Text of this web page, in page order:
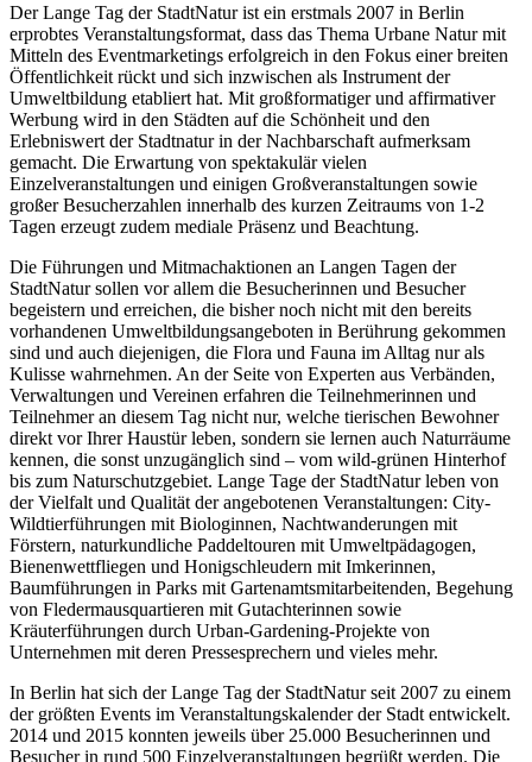
Der Lange Tag der StadtNatur ist ein erstmals 2007 in Berlin
erprobtes Veranstaltungsformat, dass das Thema Urbane Natur mit
Mitteln des Eventmarketings erfolgreich in den Fokus einer breiten
Öffentlichkeit rückt und sich inzwischen als Instrument der
Umweltbildung etabliert hat. Mit großformatiger und affirmativer
Werbung wird in den Städten auf die Schönheit und den
Erlebniswert der Stadtnatur in der Nachbarschaft aufmerksam
gemacht. Die Erwartung von spektakulär vielen
Einzelveranstaltungen und einigen Großveranstaltungen sowie
großer Besucherzahlen innerhalb des kurzen Zeitraums von 1-2
Tagen erzeugt zudem mediale Präsenz und Beachtung.
Die Führungen und Mitmachaktionen an Langen Tagen der
StadtNatur sollen vor allem die Besucherinnen und Besucher
begeistern und erreichen, die bisher noch nicht mit den bereits
vorhandenen Umweltbildungsangeboten in Berührung gekommen
sind und auch diejenigen, die Flora und Fauna im Alltag nur als
Kulisse wahrnehmen. An der Seite von Experten aus Verbänden,
Verwaltungen und Vereinen erfahren die Teilnehmerinnen und
Teilnehmer an diesem Tag nicht nur, welche tierischen Bewohner
direkt vor Ihrer Haustür leben, sondern sie lernen auch Naturräume
kennen, die sonst unzugänglich sind – vom wild-grünen Hinterhof
bis zum Naturschutzgebiet. Lange Tage der StadtNatur leben von
der Vielfalt und Qualität der angebotenen Veranstaltungen: City-
Wildtierführungen mit Biologinnen, Nachtwanderungen mit
Förstern, naturkundliche Paddeltouren mit Umweltpädagogen,
Bienenwettfliegen und Honigschleudern mit Imkerinnen,
Baumführungen in Parks mit Gartenamtsmitarbeitenden, Begehung
von Fledermausquartieren mit Gutachterinnen sowie
Kräuterführungen durch Urban-Gardening-Projekte von
Unternehmen mit deren Pressesprechern und vieles mehr.
In Berlin hat sich der Lange Tag der StadtNatur seit 2007 zu einem
der größten Events im Veranstaltungskalender der Stadt entwickelt.
2014 und 2015 konnten jeweils über 25.000 Besucherinnen und
Besucher in rund 500 Einzelveranstaltungen begrüßt werden. Die